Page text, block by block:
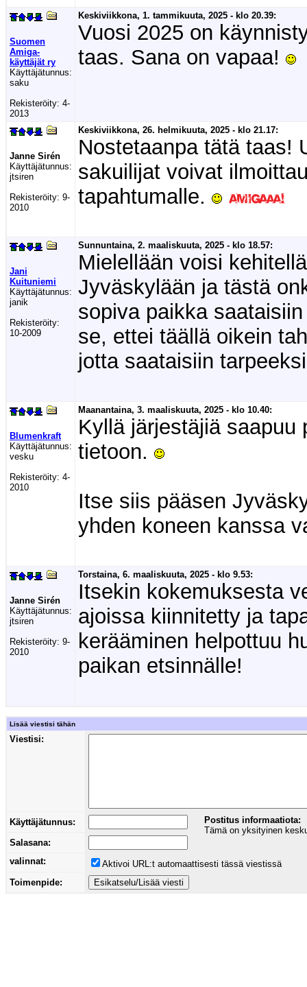
Suomen
Amiga-
käyttäjät ry
Käyttäjätunnus:
saku
Rekisteröity: 4-
2013
Keskiviikkona, 1. tammikuuta, 2025 - klo 20.39:
Vuosi 2025 on
taas. Sana on vapaa!
Janne Sirén
Käyttäjätunnus:
jtsiren
Rekisteröity: 9-
2010
Keskiviikkona, 26. helmikuuta, 2025 - klo 21.17:
Nostetaanpa tätä taas!
sakuilijat voivat
tapahtumalle.
Jani
Kuituniemi
Käyttäjätunnus:
janik
Rekisteröity:
10-2009
Sunnuntaina, 2. maaliskuuta, 2025 - klo 18.57:
Mielellään voisi
Jyväskylään ja tästä
sopiva paikka
se, ettei täällä oikein
jotta saataisiin
Blumenkraft
Käyttäjätunnus:
vesku
Rekisteröity: 4-
2010
Maanantaina, 3. maaliskuuta, 2025 - klo 10.40:
Kyllä järjestäjiä saapuu
tietoon.
Itse siis pääsen
yhden koneen kanssa
Janne Sirén
Käyttäjätunnus:
jtsiren
Rekisteröity: 9-
2010
Torstaina, 6. maaliskuuta, 2025 - klo 9.53:
Itsekin kokemuksesta
ajoissa kiinnitetty ja
kerääminen helpottuu
paikan etsinnälle!
Lisää viestisi tähän
Viestisi:
Käyttäjätunnus:
Postitus informaatiota:
Tämä on yksityinen
Salasana:
valinnat:
Aktivoi URL:t automaattisesti tässä viestissä
Toimenpide: